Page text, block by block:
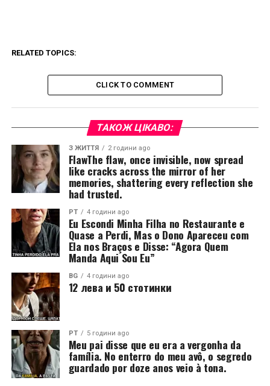
RELATED TOPICS:
CLICK TO COMMENT
ТАКОЖ ЦІКАВО:
З ЖИТТЯ 2 години ago
FlawThe flaw, once invisible, now spread
like cracks across the mirror of her
memories, shattering every reflection she
had trusted.
PT 4 години ago
Eu Escondi Minha Filha no Restaurante e
Quase a Perdi, Mas o Dono Apareceu com
Ela nos Braços e Disse: “Agora Quem
Manda Aqui Sou Eu”
BG 4 години ago
12 лева и 50 стотинки
PT 5 години ago
Meu pai disse que eu era a vergonha da
família. No enterro do meu avô, o segredo
guardado por doze anos veio à tona.